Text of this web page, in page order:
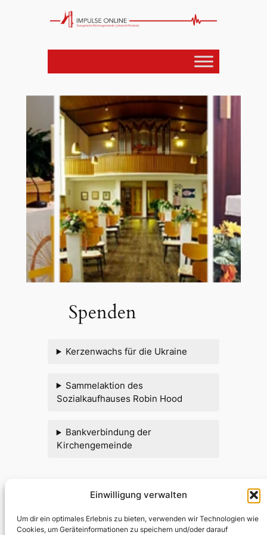
Einwilligung verwalten
Um dir ein optimales Erlebnis zu bieten, verwenden wir Technologien wie
Cookies, um Geräteinformationen zu speichern und/oder darauf
Spenden
Kerzenwachs für die Ukraine
Sammelaktion des
Sozialkaufhauses Robin Hood
Bankverbindung der
Kirchengemeinde
Testumgebung Kirche